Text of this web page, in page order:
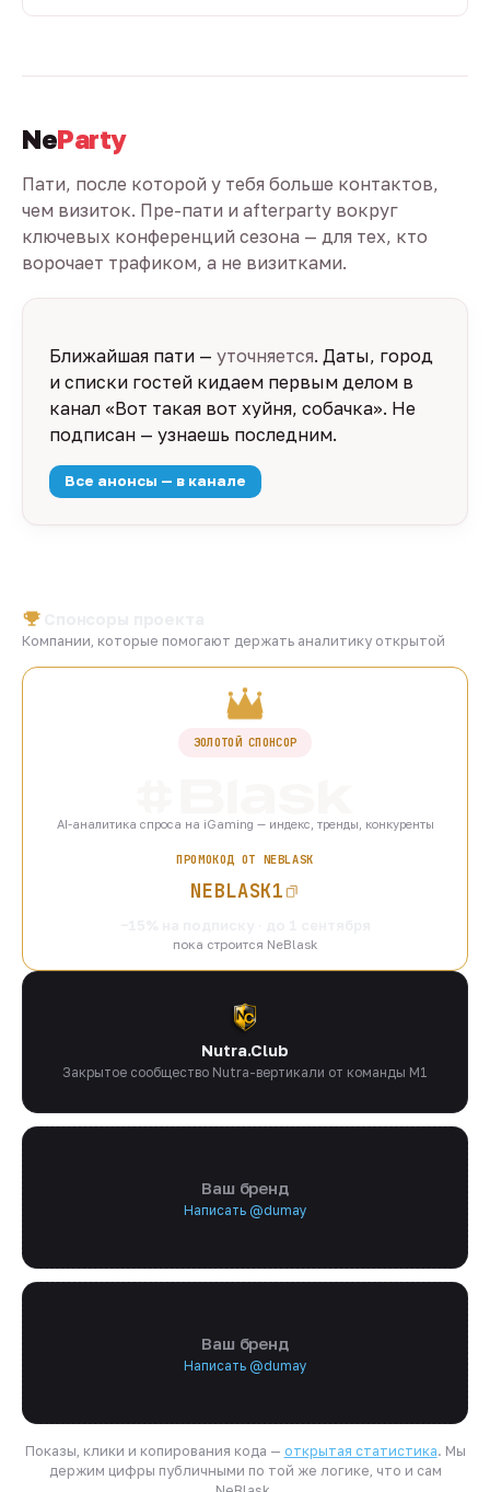
NeParty
Пати, после которой у тебя больше контактов,
чем визиток. Пре-пати и afterparty вокруг
ключевых конференций сезона — для тех, кто
ворочает трафиком, а не визитками.
Ближайшая пати — уточняется. Даты, город
и списки гостей кидаем первым делом в
канал «Вот такая вот хуйня, собачка». Не
подписан — узнаешь последним.
Все анонсы — в канале
Компании, которые помогают держать аналитику открытой
ЗОЛОТОЙ СПОНСОР
AI-аналитика спроса на iGaming — индекс, тренды, конкуренты
ПРОМОКОД ОТ NEBLASK
NEBLASK1
пока строится NeBlask
Nutra.Club
Закрытое сообщество Nutra-вертикали от команды M1
Ваш бренд
Написать @dumay
Ваш бренд
Написать @dumay
Показы, клики и копирования кода — открытая статистика. Мы
держим цифры публичными по той же логике, что и сам